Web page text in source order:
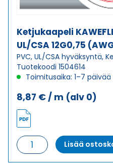
Ketjukaapeli
UL/CSA 12G0,75
PVC, UL/CSA hyväksyntä,
Tuotekoodi 1504614
Toimitusaika: 1–7 päivää
8,87 € / m (alv 0)
Ketjukaapeli
KAWEFLEX
6110
Lisää